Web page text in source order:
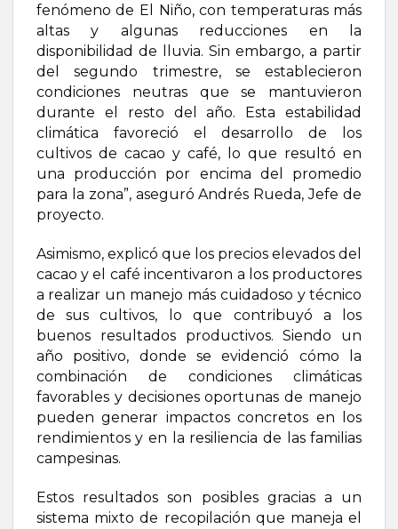
fenómeno de El Niño, con temperaturas más
altas y algunas reducciones en la
disponibilidad de lluvia. Sin embargo, a partir
del segundo trimestre, se establecieron
condiciones neutras que se mantuvieron
durante el resto del año. Esta estabilidad
climática favoreció el desarrollo de los
cultivos de cacao y café, lo que resultó en
una producción por encima del promedio
para la zona”, aseguró Andrés Rueda, Jefe de
proyecto.
Asimismo, explicó que los precios elevados del
cacao y el café incentivaron a los productores
a realizar un manejo más cuidadoso y técnico
de sus cultivos, lo que contribuyó a los
buenos resultados productivos. Siendo un
año positivo, donde se evidenció cómo la
combinación de condiciones climáticas
favorables y decisiones oportunas de manejo
pueden generar impactos concretos en los
rendimientos y en la resiliencia de las familias
campesinas.
Estos resultados son posibles gracias a un
sistema mixto de recopilación que maneja el